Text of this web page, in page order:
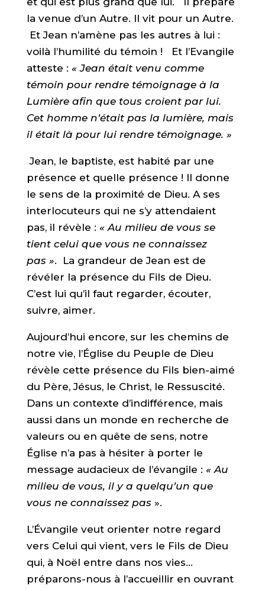
la venue d’un Autre. Il vit pour un Autre.
Et Jean n’amène pas les autres à lui :
voilà l’humilité du témoin ! Et l’Evangile
atteste : « Jean était venu comme
témoin pour rendre témoignage à la
Lumière afin que tous croient par lui.
Cet homme n’était pas la lumière, mais
il était là pour lui rendre témoignage. »
Jean, le baptiste, est habité par une
présence et quelle présence ! Il donne
le sens de la proximité de Dieu. A ses
interlocuteurs qui ne s’y attendaient
pas, il révèle : « Au milieu de vous se
tient celui que vous ne connaissez
pas ». La grandeur de Jean est de
révéler la présence du Fils de Dieu.
C’est lui qu’il faut regarder, écouter,
suivre, aimer.
Aujourd’hui encore, sur les chemins de
notre vie, l’Église du Peuple de Dieu
révèle cette présence du Fils bien-aimé
du Père, Jésus, le Christ, le Ressuscité.
Dans un contexte d’indifférence, mais
aussi dans un monde en recherche de
valeurs ou en quête de sens, notre
Église n’a pas à hésiter à porter le
message audacieux de l’évangile : « Au
milieu de vous, il y a quelqu’un que
vous ne connaissez pas ».
L’Évangile veut orienter notre regard
vers Celui qui vient, vers le Fils de Dieu
qui, à Noël entre dans nos vies…
préparons-nous à l’accueillir en ouvrant